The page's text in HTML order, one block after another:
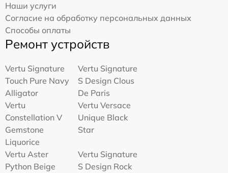
Наши услуги
Согласие на обработку персональных данных
Способы оплаты
Ремонт устройств
Vertu Signature
Touch Pure Navy
Alligator
Vertu Signature
S Design Clous
De Paris
Vertu
Constellation V
Gemstone
Liquorice
Vertu Versace
Unique Black
Star
Vertu Aster
Python Beige
Vertu Signature
S Design Rock